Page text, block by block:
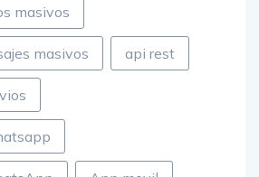
masivos
masivos api rest